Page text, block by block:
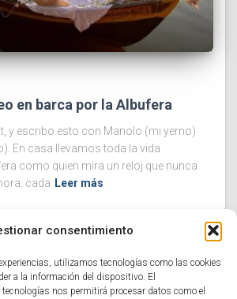
consentimiento
utilizamos tecnologías como las cookies
a la información del dispositivo. El
nos permitirá procesar datos como el
en barca por la Albufera
y escribo esto con Manolo (mi yerno)
En casa llevamos toda la vida
como quien mira un reloj que nunca
cada Leer más